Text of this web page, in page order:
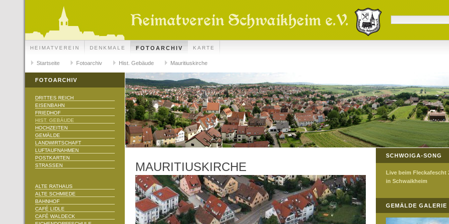
HEIMATVEREIN DENKMALE FOTOARCHIV KARTE
Startseite Fotoarchiv Hist. Gebäude Mauritiuskirche
FOTOARCHIV
DRITTES REICH
EISENBAHN
FRIEDHOF
HIST. GEBÄUDE
HOCHZEITEN
GEMÄLDE
LANDWIRTSCHAFT
LUFTAUFNAHMEN
POSTKARTEN
STRASSEN
ALTE RATHAUS
ALTE SCHMIEDE
BAHNHOF
CAFÉ LIDLE
CAFÉ WALDECK
MAURITIUSKIRCHE
SCHWOIGA-SONG
Live beim Fleckafescht
in Schwaikheim
GEMÄLDE GALERIE